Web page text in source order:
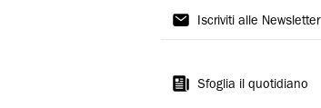
Gazzetta
Reggio
Iscriviti alle Newsletter
Sfoglia il quotidiano